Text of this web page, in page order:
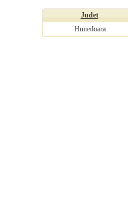
Judet
Hunedoara